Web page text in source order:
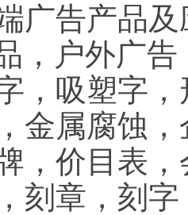
告产品及
，户外广
，吸塑字
金属腐蚀
，价目表
刻章，刻